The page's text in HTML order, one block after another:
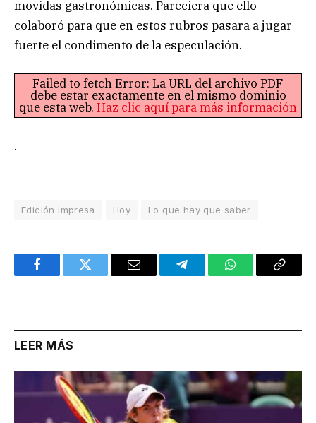
movidas gastronómicas. Pareciera que ello
colaboró para que en estos rubros pasara a jugar
fuerte el condimento de la especulación.
Failed to fetch Error: La URL del archivo PDF
debe estar exactamente en el mismo dominio
que esta web. Haz clic aquí para más información
.
Edición Impresa Hoy Lo que hay que saber
FacebookTwitter Email TelegramWhatsAppCopy
LEER MÁS